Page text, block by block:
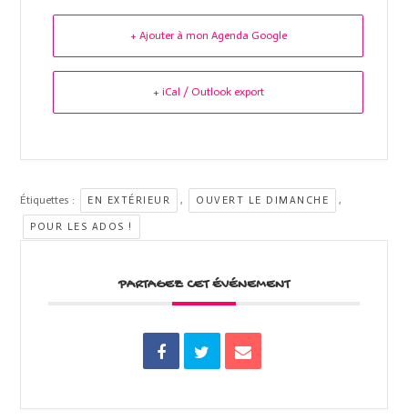
+ Ajouter à mon Agenda Google
+ iCal / Outlook export
Étiquettes : EN EXTÉRIEUR , OUVERT LE DIMANCHE ,
POUR LES ADOS !
PARTAGEZ CET ÉVÉNEMENT